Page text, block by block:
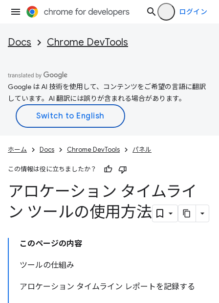
ログイン
Docs Chrome DevTools
Google は AI 技術を使用して、コンテンツをご希望の言語に翻訳
しています。AI 翻訳には誤りが含まれる場合があります。
ホーム Docs Chrome DevTools パネル
この情報は役に立ちましたか？
アロケーション タイムライ
ン ツールの使用方法
このページの内容
ツールの仕組み
アロケーション タイムライン レポートを記録する